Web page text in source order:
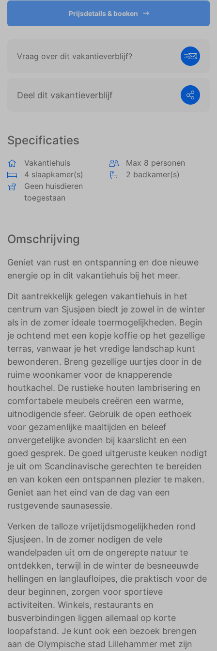
Specificaties
Vakantiehuis
Max 8 personen
4 slaapkamer(s)
2 badkamer(s)
Geen huisdieren
toegestaan
Omschrijving
Geniet van rust en ontspanning en doe nieuwe
energie op in dit vakantiehuis bij het meer.
Dit aantrekkelijk gelegen vakantiehuis in het
centrum van Sjusjøen biedt je zowel in de winter
als in de zomer ideale toermogelijkheden. Begin
je ochtend met een kopje koffie op het gezellige
terras, vanwaar je het vredige landschap kunt
bewonderen. Breng gezellige uurtjes door in de
ruime woonkamer voor de knapperende
houtkachel. De rustieke houten lambrisering en
comfortabele meubels creëren een warme,
uitnodigende sfeer. Gebruik de open eethoek
voor gezamenlijke maaltijden en beleef
onvergetelijke avonden bij kaarslicht en een
goed gesprek. De goed uitgeruste keuken nodigt
je uit om Scandinavische gerechten te bereiden
en van koken een ontspannen plezier te maken.
Geniet aan het eind van de dag van een
rustgevende saunasessie.
Verken de talloze vrijetijdsmogelijkheden rond
Sjusjøen. In de zomer nodigen de vele
wandelpaden uit om de ongerepte natuur te
ontdekken, terwijl in de winter de besneeuwde
hellingen en langlaufloipes, die praktisch voor de
deur beginnen, zorgen voor sportieve
activiteiten. Winkels, restaurants en
busverbindingen liggen allemaal op korte
loopafstand. Je kunt ook een bezoek brengen
aan de Olympische stad Lillehammer met zijn
Prijsdetails & boeken
Vraag over dit vakantieverblijf?
Deel dit vakantieverblijf
weergeven die zijn afgestemd op en relevant zijn
voor de individuele gebruiker. Deze advertenties